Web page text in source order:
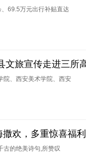
69.5万元出行补贴直达
旅宣传走进三所
院、西安美术学院、西安
欢，多重惊喜福
古的绝美诗句,所赞叹